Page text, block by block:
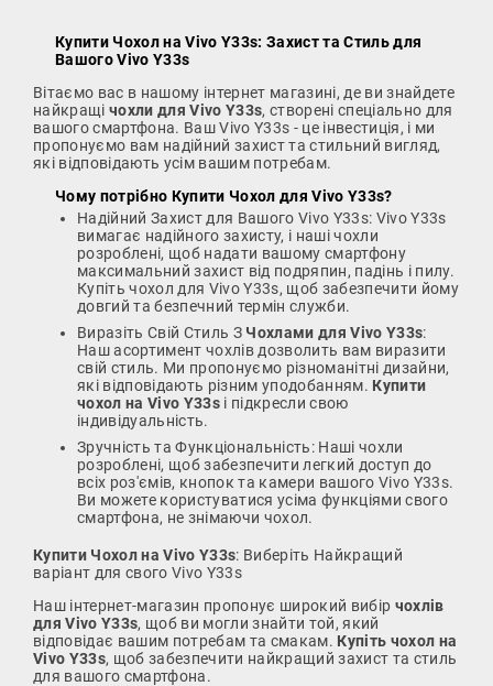
Купити Чохол на Vivo Y33s: Захист та Стиль для
Вашого Vivo Y33s
Вітаємо вас в нашому інтернет магазині, де ви знайдете
найкращі чохли для Vivo Y33s, створені спеціально для
вашого смартфона. Ваш Vivo Y33s - це інвестиція, і ми
пропонуємо вам надійний захист та стильний вигляд,
які відповідають усім вашим потребам.
Чому потрібно Купити Чохол для Vivo Y33s?
Надійний Захист для Вашого Vivo Y33s: Vivo Y33s
вимагає надійного захисту, і наші чохли
розроблені, щоб надати вашому смартфону
максимальний захист від подряпин, падінь і пилу.
Купіть чохол для Vivo Y33s, щоб забезпечити йому
довгий та безпечний термін служби.
Виразіть Свій Стиль З Чохлами для Vivo Y33s:
Наш асортимент чохлів дозволить вам виразити
свій стиль. Ми пропонуємо різноманітні дизайни,
які відповідають різним уподобанням. Купити
чохол на Vivo Y33s і підкресли свою
індивідуальність.
Зручність та Функціональність: Наші чохли
розроблені, щоб забезпечити легкий доступ до
всіх роз'ємів, кнопок та камери вашого Vivo Y33s.
Ви можете користуватися усіма функціями свого
смартфона, не знімаючи чохол.
Купити Чохол на Vivo Y33s: Виберіть Найкращий
варіант для свого Vivo Y33s
Наш інтернет-магазин пропонує широкий вибір чохлів
для Vivo Y33s, щоб ви могли знайти той, який
відповідає вашим потребам та смакам. Купіть чохол на
Vivo Y33s, щоб забезпечити найкращий захист та стиль
для вашого смартфона.